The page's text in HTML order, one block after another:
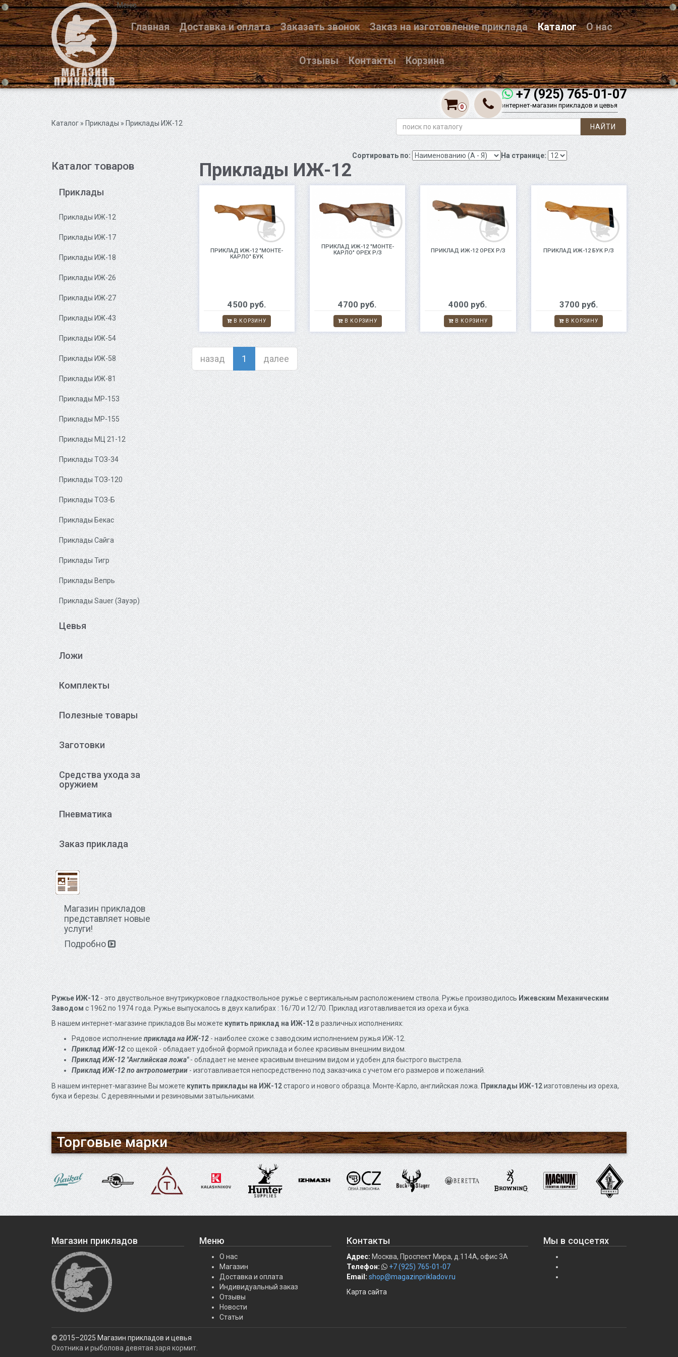
Меню
Главная Доставка и оплата Заказать звонок Заказ на изготовление приклада Каталог О нас
Отзывы Контакты Корзина
+7 (925) 765-01-07
интернет-магазин прикладов и цевья
0
Каталог»Приклады» Приклады ИЖ-12 НАЙТИ
Каталог товаров
Приклады
Приклады ИЖ-12
Приклады ИЖ-17
Приклады ИЖ-18
Приклады ИЖ-26
Приклады ИЖ-27
Приклады ИЖ-43
Приклады ИЖ-54
Приклады ИЖ-58
Приклады ИЖ-81
Приклады МР-153
Приклады МР-155
Приклады МЦ 21-12
Приклады ТОЗ-34
Приклады ТОЗ-120
Приклады ТОЗ-Б
Приклады Бекас
Приклады Сайга
Приклады Тигр
Приклады Вепрь
Приклады Sauer (Зауэр)
Цевья
Ложи
Комплекты
Полезные товары
Заготовки
Средства ухода за
оружием
Пневматика
Заказ приклада
Магазин прикладов
представляет новые
услуги!
Подробно
Приклады ИЖ-12
На странице:
Сортировать по:
ПРИКЛАД ИЖ-12 "МОНТЕ-
КАРЛО" БУК
4500 руб.
В КОРЗИНУ
ПРИКЛАД ИЖ-12 "МОНТЕ-
КАРЛО" ОРЕХ Р/З
4700 руб.
В КОРЗИНУ
ПРИКЛАД ИЖ-12 ОРЕХ Р/З
4000 руб.
В КОРЗИНУ
ПРИКЛАД ИЖ-12 БУК Р/З
3700 руб.
В КОРЗИНУ
назад 1 далее
Ружье ИЖ-12- это двуствольное внутрикурковое гладкоствольное ружье с вертикальным расположением ствола. Ружье производилосьИжевским Механическим
Заводомс 1962 по 1974 года. Ружье выпускалось в двух калибрах : 16/70 и 12/70. Приклад изготавливается из ореха и бука.
В нашем интернет-магазине прикладов Вы можетекупить приклад на ИЖ-12в различных исполнениях:
Рядовое исполнениеприклада на ИЖ-12- наиболее схоже с заводским исполнением ружья ИЖ-12.
Приклад ИЖ-12со щекой - обладает удобной формой приклада и более красивым внешним видом.
Приклад ИЖ-12 "Английская ложа"- обладает не менее красивым внешним видом и удобен для быстрого выстрела.
Приклад ИЖ-12 по антропометрии- изготавливается непосредственно под заказчика с учетом его размеров и пожеланий.
В нашем интернет-магазине Вы можетекупить приклады на ИЖ-12старого и нового образца. Монте-Карло, английская ложа.Приклады ИЖ-12изготовлены из ореха,
бука и березы. С деревянными и резиновыми затыльниками.
Торговые марки
Магазин прикладов Меню
О нас
Магазин
Доставка и оплата
Индивидуальный заказ
Отзывы
Новости
Статьи
Контакты
Адрес: Москва, Проспект Мира, д.114А, офис 3А
Телефон:
+7 (925) 765-01-07
Email: shop@magazinprikladov.ru
Карта сайта
Мы в соцсетях
© 2015–2025 Магазин прикладов и цевья
Охотника и рыболова девятая заря кормит.